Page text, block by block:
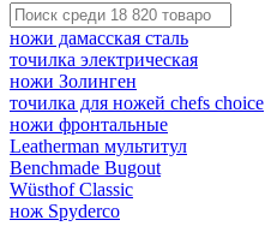
ножи дамасская сталь
точилка электрическая
ножи Золинген
точилка для ножей chefs choice
ножи фронтальные
Leatherman мультитул
Benchmade Bugout
Wüsthof Classic
нож Spyderco